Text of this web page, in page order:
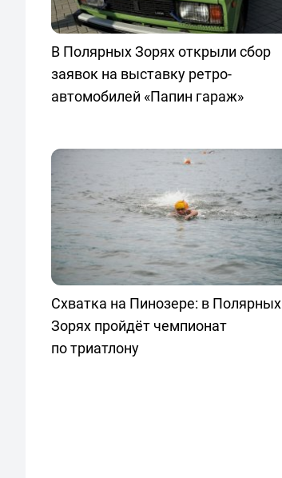
В Полярных Зорях открыли сбор
заявок на выставку ретро-
автомобилей «Папин гараж»
Схватка на Пинозере: в Полярных
Зорях пройдёт чемпионат
по триатлону